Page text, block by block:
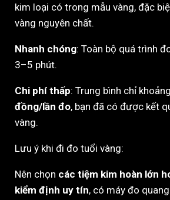
kim loại có trong mẫu vàng, đặc
vàng nguyên chất.
Nhanh chóng: Toàn bộ quá trình
3–5 phút.
Chi phí thấp: Trung bình chỉ khoảng
đồng/lần đo, bạn đã có được kết
vàng.
Lưu ý khi đi đo tuổi vàng:
Nên chọn các tiệm kim hoàn lớn
kiểm định uy tín, có máy đo